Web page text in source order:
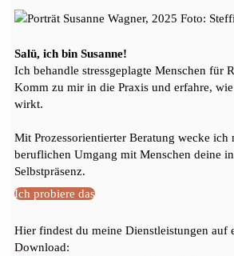
Salü, ich bin Susanne!
Ich behandle stressgeplagte Menschen für
Komm zu mir in die Praxis und erfahre,
wirkt.
Mit Prozessorientierter Beratung wecke ich
beruflichen Umgang mit Menschen deine
Selbstpräsenz.
Ich probiere das
Hier findest du meine Dienstleistungen auf
Download: